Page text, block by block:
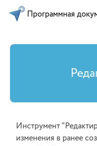
Программная
Инструмент
изменения в ранее